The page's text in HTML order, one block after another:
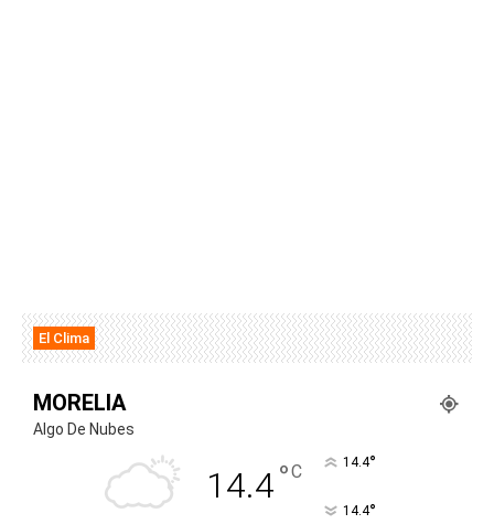
El Clima
MORELIA
Algo De Nubes
14.4°C 14.4°
14.4°